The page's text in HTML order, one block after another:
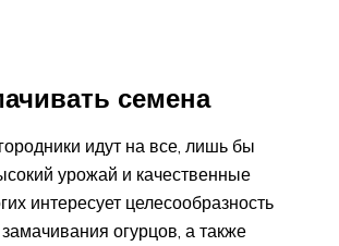
семена
идут на все, лишь бы
урожай и качественные
интересует целесообразность
огурцов, а также